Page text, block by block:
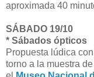
aproximada 40
SÁBADO 19/10
* Sábados ópticos
Propuesta lúdica
torno a la muestra